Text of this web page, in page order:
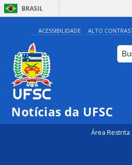
BRASIL
ACESSIBILIDADE ALTO
Notícias da UFSC
Área Restrita